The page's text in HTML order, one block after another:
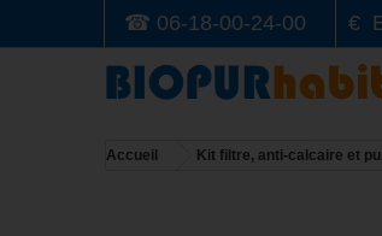
☎ 06-18-00-24-00 €
Accueil Kit filtre, anti-calcaire et